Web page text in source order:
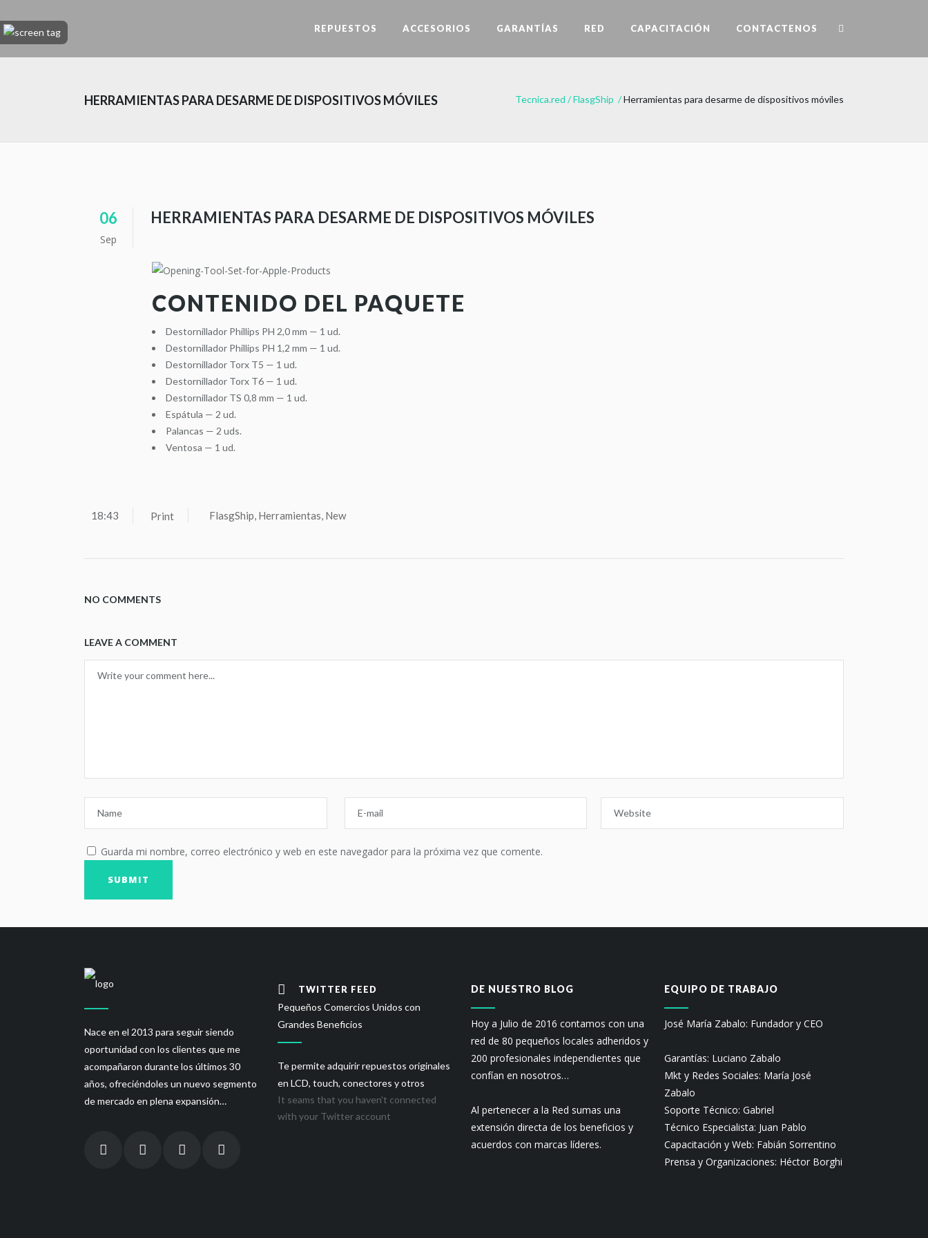
REPUESTOS ACCESORIOS GARANTÍAS RED CAPACITACIÓN CONTACTENOS
HERRAMIENTAS PARA DESARME DE DISPOSITIVOS MÓVILES Tecnica.red /FlasgShip /Herramientas para desarme de dispositivos móviles
06
Sep
HERRAMIENTAS PARA DESARME DE DISPOSITIVOS MÓVILES
CONTENIDO DEL PAQUETE
Destornillador Phillips PH 2,0 mm — 1 ud.
Destornillador Phillips PH 1,2 mm — 1 ud.
Destornillador Torx T5 — 1 ud.
Destornillador Torx T6 — 1 ud.
Destornillador TS 0,8 mm — 1 ud.
Espátula — 2 ud.
Palancas — 2 uds.
Ventosa — 1 ud.
18:43 Print FlasgShip, Herramientas, New
NO COMMENTS
LEAVE A COMMENT
Guarda mi nombre, correo electrónico y web en este navegador para la próxima vez que comente.
Nace en el 2013 para seguir siendo
oportunidad con los clientes que me
acompañaron durante los últimos 30
años, ofreciéndoles un nuevo segmento
de mercado en plena expansión…
TWITTER FEED
Pequeños Comercios Unidos con
Grandes Beneficios
Te permite adquirir repuestos originales
en LCD, touch, conectores y otros
It seams that you haven't connected
with your Twitter account
DE NUESTRO BLOG
Hoy a Julio de 2016 contamos con una
red de 80 pequeños locales adheridos y
200 profesionales independientes que
confían en nosotros…
Al pertenecer a la Red sumas una
extensión directa de los beneficios y
acuerdos con marcas líderes.
EQUIPO DE TRABAJO
José María Zabalo: Fundador y CEO
Garantías: Luciano Zabalo
Mkt y Redes Sociales: María José
Zabalo
Soporte Técnico: Gabriel
Técnico Especialista: Juan Pablo
Capacitación y Web: Fabián Sorrentino
Prensa y Organizaciones: Héctor Borghi